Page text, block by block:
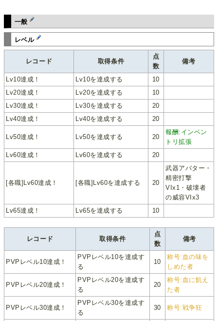
一般
レベル
レコード 取得条件
点
数
備考
Lv10達成！ Lv10を達成する
10
Lv20達成！
Lv20を達成する
10
Lv30達成！
Lv30を達成する
20
Lv40達成！
Lv40を達成する 20
Lv50達成！ Lv50を達成する 20
報酬:インベン
トリ拡張
Lv60達成！
Lv60を達成する 20
[各職]Lv60達成！ [各職]Lv60を達成する 20
武器アバター・
精密打撃
VIx1・破壊者
の威容VIx3
Lv65達成！
Lv65を達成する 10
レコード 取得条件
点
数
備考
PVPレベル10達成！
PVPレベル10を達成す
る
10
称号:血の味を
しめた者
PVPレベル20達成！
PVPレベル20を達成す
る
20
称号:血に飢え
た者
PVPレベル30達成！
PVPレベル30を達成す
る
30 称号:戦争狂